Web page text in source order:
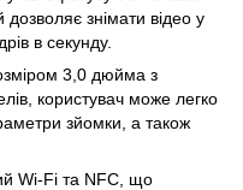
знімати відео у
в секунду.
3,0 дюйма з
користувач може легко
зйомки, а також
Wi-Fi та NFC, що